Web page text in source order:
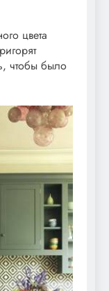
цвета
чтобы было